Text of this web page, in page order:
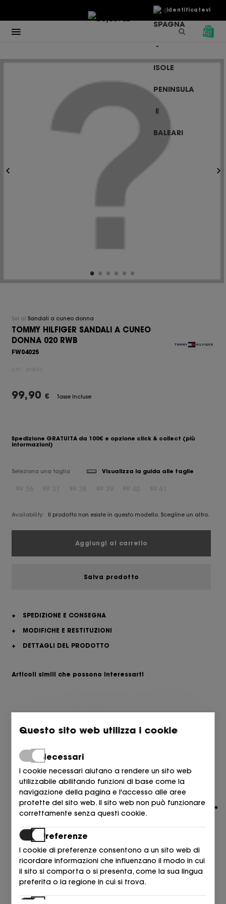
Identificatevi
€
Sei al Sandali a cuneo donna
TOMMY HILFIGER SANDALI A CUNEO
DONNA 020 RWB
FW04025
UPC: 209283
99,90 € Tasse Incluse
Spedizione GRATUITA da 100€ e opzione click & collect (più
informazioni)
Seleziona una taglia Visualizza la guida alle taglie
Availability: Il prodotto non esiste in questo modello. Scegline un altro.
Aggiungi al carrello
Salva prodotto
+
SPEDIZIONE E CONSEGNA
+
MODIFICHE E RESTITUZIONI
+
DETTAGLI DEL PRODOTTO
Articoli simili che possono interessarti
TOMMY HILFIGER
SANDALIA CROCHET BEIGE+AZUL DW6 SPACE BLUE
99,90
Questo sito web utilizza i cookie
Necessari
I cookie necessari aiutano a rendere un sito web
utilizzabile abilitando funzioni di base come la
navigazione della pagina e l'accesso alle aree
protette del sito web. Il sito web non può funzionare
correttamente senza questi cookie.
Preferenze
I cookie di preferenze consentono a un sito web di
ricordare informazioni che influenzano il modo in cui
il sito si comporta o si presenta, come la sua lingua
preferita o la regione in cui si trova.